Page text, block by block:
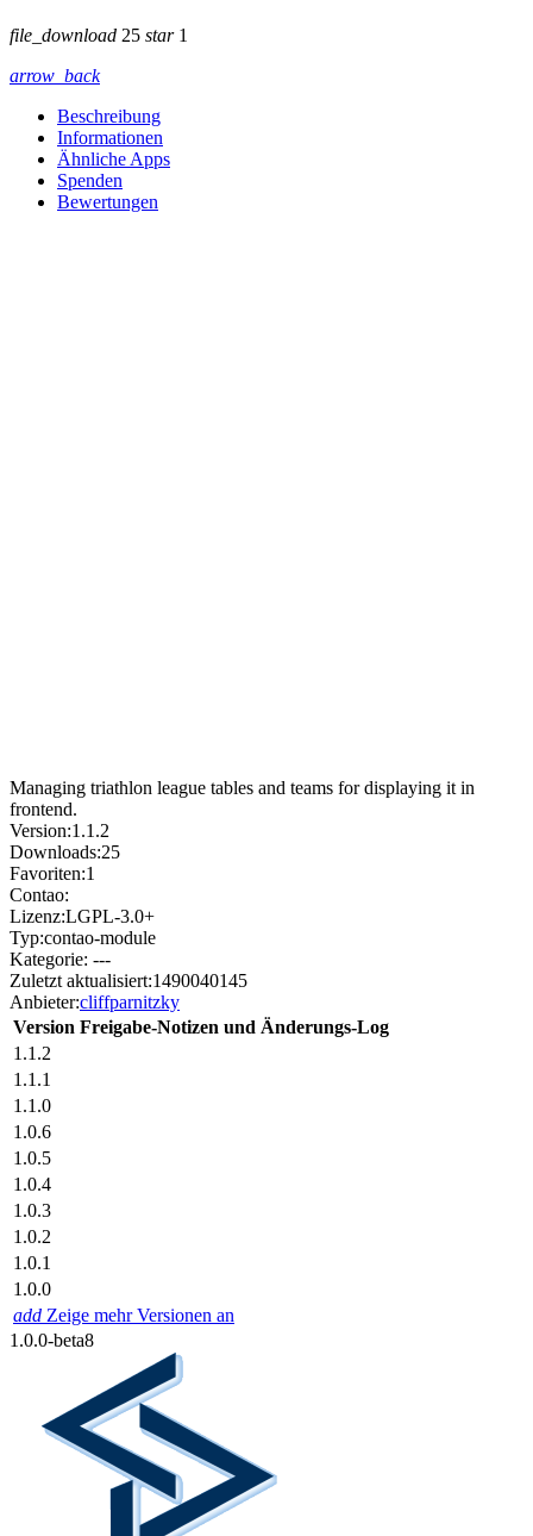
file_download 25 star1
arrow_back
Beschreibung
Informationen
Ähnliche Apps
Spenden
Bewertungen
Managing triathlon league tables and teams for displaying it in
frontend.
Version:1.1.2
Downloads:25
Favoriten:1
Contao:
Lizenz:LGPL-3.0+
Typ:contao-module
Kategorie: ---
Zuletzt aktualisiert:1490040145
Anbieter:cliffparnitzky
Version Freigabe-Notizen und Änderungs-Log
1.1.2
1.1.1
1.1.0
1.0.6
1.0.5
1.0.4
1.0.3
1.0.2
1.0.1
1.0.0
add Zeige mehr Versionen an
1.0.0-beta8